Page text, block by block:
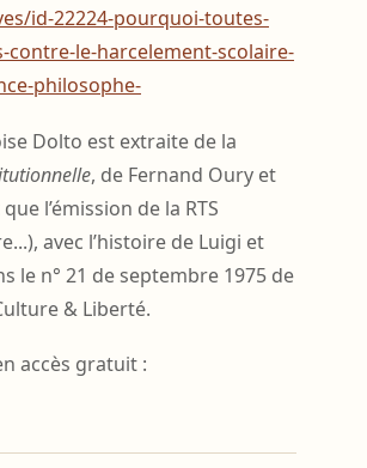
id-22224-pourquoi-toutes-
contre-le-harcelement-scolaire-
philosophe-
Dolto est extraite de la
, de Fernand Oury et
l’émission de la RTS
avec l’histoire de Luigi et
le n° 21 de septembre 1975 de
& Liberté.
accès gratuit :